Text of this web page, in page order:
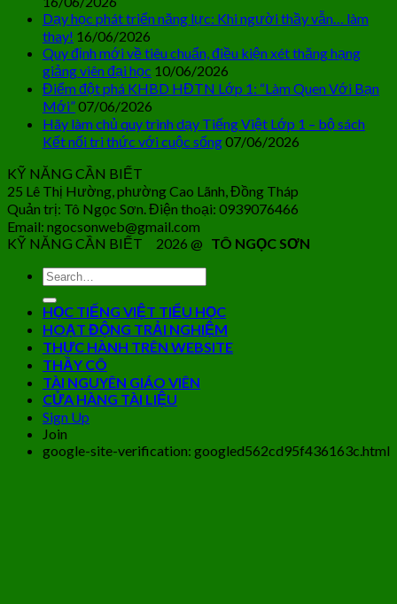
Dạy học phát triển năng lực: Khi người thầy vẫn… làm
thay! 16/06/2026
Quy định mới về tiêu chuẩn, điều kiện xét thăng hạng
giảng viên đại học 10/06/2026
Điểm đột phá KHBD HĐTN Lớp 1: “Làm Quen Với Bạn
Mới”07/06/2026
Hãy làm chủ quy trình dạy Tiếng Việt Lớp 1 – bộ sách
Kết nối tri thức với cuộc sống07/06/2026
KỸ NĂNG CẦN BIẾT
25 Lê Thị Hường, phường Cao Lãnh, Đồng Tháp
Quản trị: Tô Ngọc Sơn. Điện thoại: 0939076466
Email: ngocsonweb@gmail.com
KỸ NĂNG CẦN BIẾT 2026 @ TÔ NGỌC SƠN
HỌC TIẾNG VIỆT TIỂU HỌC
HOẠT ĐỘNG TRẢI NGHIỆM
THỰC HÀNH TRÊN WEBSITE
THẦY CÔ
TÀI NGUYÊN GIÁO VIÊN
CỬA HÀNG TÀI LIỆU
Sign Up
Join
google-site-verification: googled562cd95f436163c.html